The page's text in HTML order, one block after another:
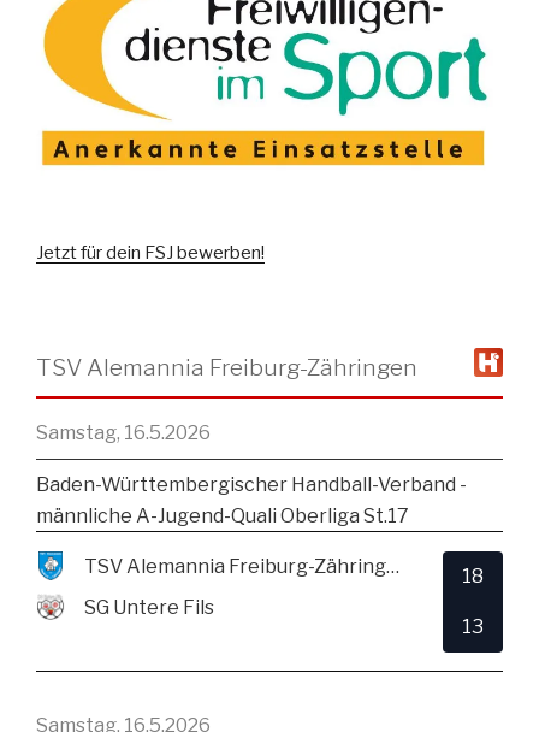
Jetzt für dein FSJ bewerben!
TSV Alemannia Freiburg-Zähringen
Samstag, 16.5.2026
Baden-Württembergischer Handball-Verband -
männliche A-Jugend-Quali Oberliga St.17
TSV Alemannia Freiburg-Zähringen
SG Untere Fils
18
13
Samstag, 16.5.2026